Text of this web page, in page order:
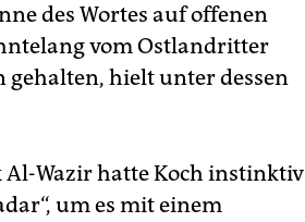
des Wortes auf offenen
vom Ostlandritter
gehalten, hielt unter dessen
Al-Wazir hatte Koch instinktiv
um es mit einem